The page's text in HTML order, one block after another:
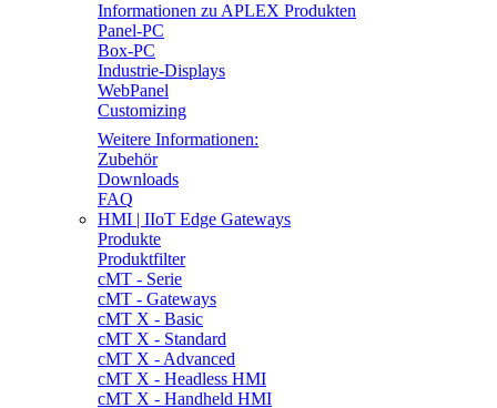
Informationen zu APLEX Produkten
Panel-PC
Box-PC
Industrie-Displays
WebPanel
Customizing
Weitere Informationen:
Zubehör
Downloads
FAQ
HMI | IIoT Edge Gateways
Produkte
Produktfilter
cMT - Serie
cMT - Gateways
cMT X - Basic
cMT X - Standard
cMT X - Advanced
cMT X - Headless HMI
cMT X - Handheld HMI